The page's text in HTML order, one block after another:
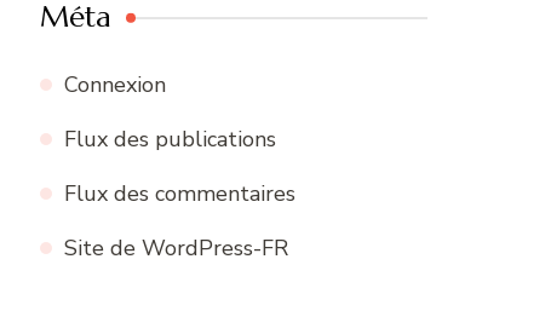
Méta
Connexion
Flux des publications
Flux des commentaires
Site de WordPress-FR